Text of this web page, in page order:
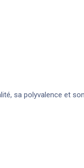
sa polyvalence et